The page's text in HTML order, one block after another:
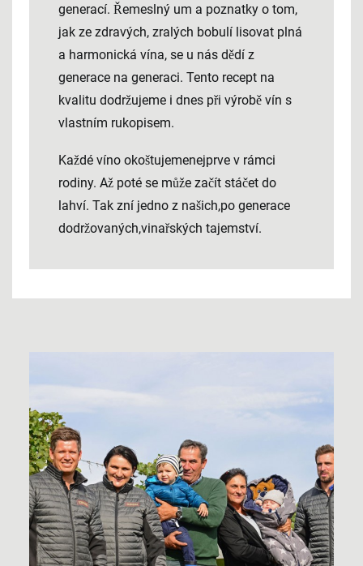
generací. Řemeslný um a poznatky o tom,
jak ze zdravých, zralých bobulí lisovat plná
a harmonická vína, se u nás dědí z
generace na generaci. Tento recept na
kvalitu dodržujeme i dnes při výrobě vín s
vlastním rukopisem.
Každé víno okoštujemenejprve v rámci
rodiny. Až poté se může začít stáčet do
lahví. Tak zní jedno z našich,po generace
dodržovaných,vinařských tajemství.